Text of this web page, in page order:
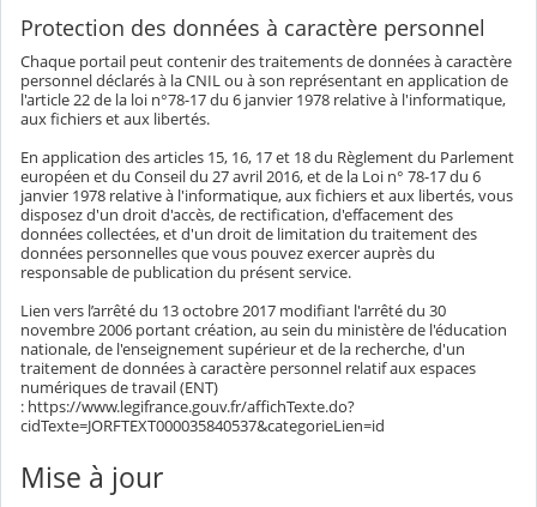
Protection des données à caractère personnel
Chaque portail peut contenir des traitements de données à caractère
personnel déclarés à la CNIL ou à son représentant en application de
l'article 22 de la loi n°78-17 du 6 janvier 1978 relative à l'informatique,
aux fichiers et aux libertés.
En application des articles 15, 16, 17 et 18 du Règlement du Parlement
européen et du Conseil du 27 avril 2016, et de la Loi n° 78-17 du 6
janvier 1978 relative à l'informatique, aux fichiers et aux libertés, vous
disposez d'un droit d'accès, de rectification, d'effacement des
données collectées, et d'un droit de limitation du traitement des
données personnelles que vous pouvez exercer auprès du
responsable de publication du présent service.
Lien vers l’arrêté du 13 octobre 2017 modifiant l'arrêté du 30
novembre 2006 portant création, au sein du ministère de l'éducation
nationale, de l'enseignement supérieur et de la recherche, d'un
traitement de données à caractère personnel relatif aux espaces
numériques de travail (ENT)
: https://www.legifrance.gouv.fr/affichTexte.do?
cidTexte=JORFTEXT000035840537&categorieLien=id
Mise à jour